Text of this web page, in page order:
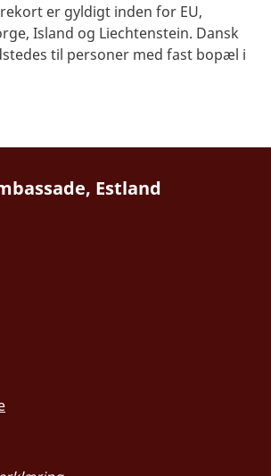
er gyldigt inden for EU,
Island og Liechtenstein. Dansk
til personer med fast bopæl i
Estland